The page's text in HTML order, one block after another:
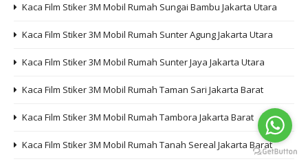
Kaca Film Stiker 3M Mobil Rumah Sungai Bambu Jakarta Utara
Kaca Film Stiker 3M Mobil Rumah Sunter Agung Jakarta Utara
Kaca Film Stiker 3M Mobil Rumah Sunter Jaya Jakarta Utara
Kaca Film Stiker 3M Mobil Rumah Taman Sari Jakarta Barat
Kaca Film Stiker 3M Mobil Rumah Tambora Jakarta Barat
Kaca Film Stiker 3M Mobil Rumah Tanah Sereal Jakarta Barat